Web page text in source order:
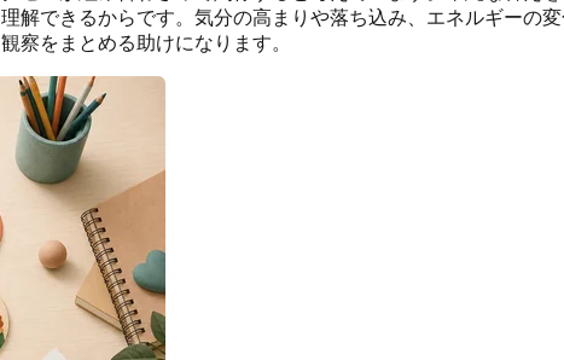
解できるからです。気分の高まりや落ち込み、エネルギーの
察をまとめる助けになります。